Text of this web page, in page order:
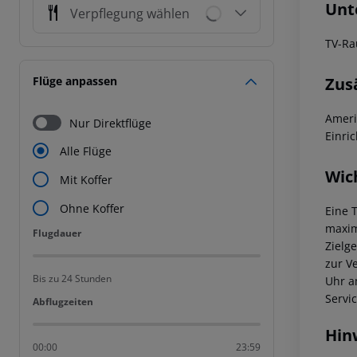
Verpflegung wählen
Flüge anpassen
Nur Direktflüge
Alle Flüge
Mit Koffer
Ohne Koffer
Flugdauer
Flugdauer
Bis zu 24 Stunden
Abflugzeiten
Abflugzeiten
00:00 23:59
TV-
Eine
zur
Uhr